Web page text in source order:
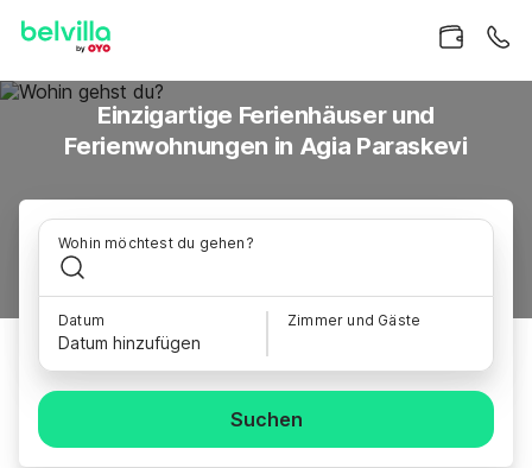
Einzigartige Ferienhäuser und
Ferienwohnungen in Agia Paraskevi
Wohin möchtest du gehen?
Datum
Datum hinzufügen
Zimmer und Gäste
Suchen